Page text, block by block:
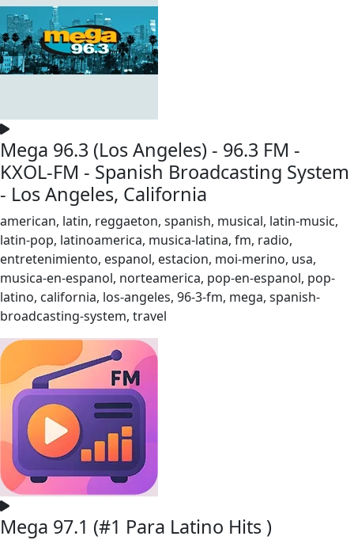
Mega 96.3 (Los Angeles) - 96.3 FM -
KXOL-FM - Spanish Broadcasting System
- Los Angeles, California
american, latin, reggaeton, spanish, musical, latin-music,
latin-pop, latinoamerica, musica-latina, fm, radio,
entretenimiento, espanol, estacion, moi-merino, usa,
musica-en-espanol, norteamerica, pop-en-espanol, pop-
latino, california, los-angeles, 96-3-fm, mega, spanish-
broadcasting-system, travel
Mega 97.1 (#1 Para Latino Hits )